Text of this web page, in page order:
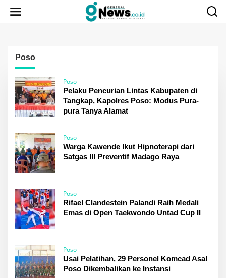
Poso
Poso
Pelaku Pencurian Lintas Kabupaten di
Tangkap, Kapolres Poso: Modus Pura-
pura Tanya Alamat
Poso
Warga Kawende Ikut Hipnoterapi dari
Satgas III Preventif Madago Raya
Poso
Rifael Clandestein Palandi Raih Medali
Emas di Open Taekwondo Untad Cup II
Poso
Usai Pelatihan, 29 Personel Komcad Asal
Poso Dikembalikan ke Instansi